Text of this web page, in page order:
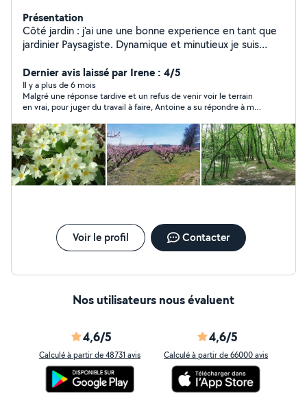
Présentation
Côté jardin : j'ai une une bonne experience en tant que
jardinier Paysagiste. Dynamique et minutieux je suis
education : Je suis professeur des écoles titulaire. Je
m'adapte au rythme et niveau de l'élève. Côté animaux :
je peux venir garder ou promener votre animal avec
grand plaisir, j'ai toujours eu des animaux à la maison,
chiens, chats, lapins, poules... :) N'hésitez pas à me
contacter.
Dernier avis laissé par Irene : 4/5
Il y a plus de 6 mois
Malgré une réponse tardive et un refus de venir voir le terrain
en vrai, pour juger du travail à faire, Antoine a su répondre à ma
géographiquement plus prés de chez moi.
Voir le profil Contacter
Nos utilisateurs nous évaluent
4,6/5
Calculé à partir de 48731 avis
4,6/5
Calculé à partir de 66000 avis